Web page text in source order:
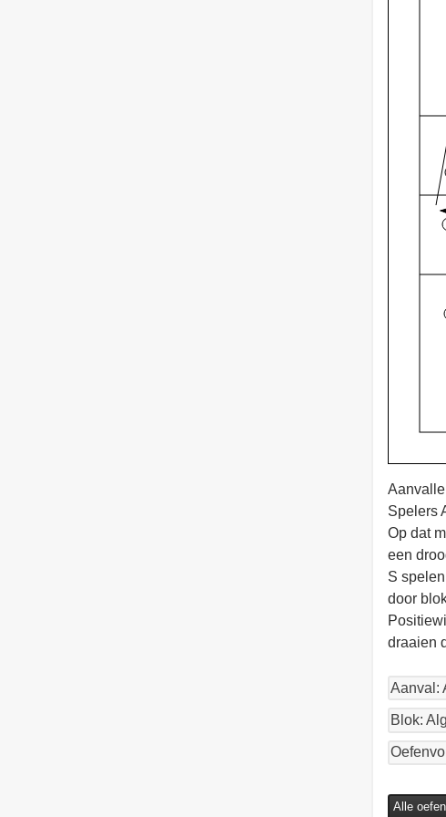
Spelers
Op dat
een
S
door
draaien
Aanval:
Blok:
Alle